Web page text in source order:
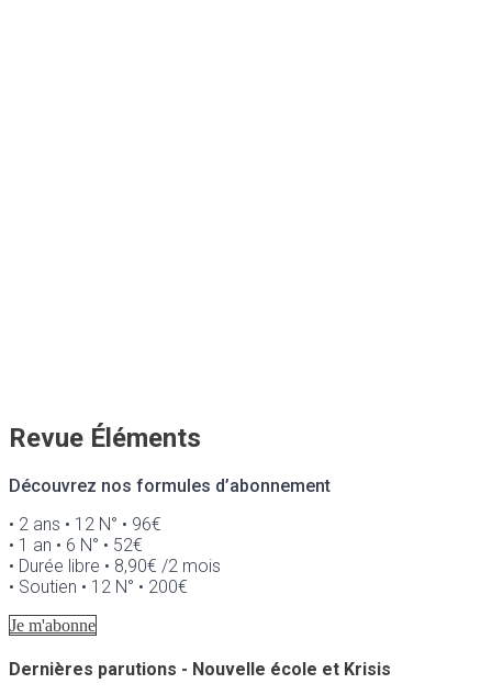
Revue Éléments
Découvrez nos formules d’abonnement
• 2 ans • 12 N° • 96€
• 1 an • 6 N° • 52€
• Durée libre • 8,90€ /2 mois
• Soutien • 12 N° • 200€
Je m'abonne
Dernières parutions - Nouvelle école et Krisis